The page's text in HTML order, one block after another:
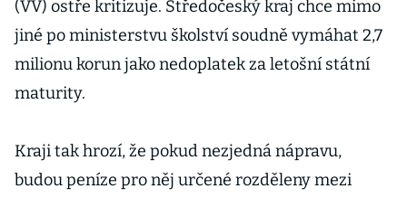
(VV) ostře kritizuje. Středočeský kraj chce mimo
jiné po ministerstvu školství soudně vymáhat 2,7
milionu korun jako nedoplatek za letošní státní
maturity.
Kraji tak hrozí, že pokud nezjedná nápravu,
budou peníze pro něj určené rozděleny mezi